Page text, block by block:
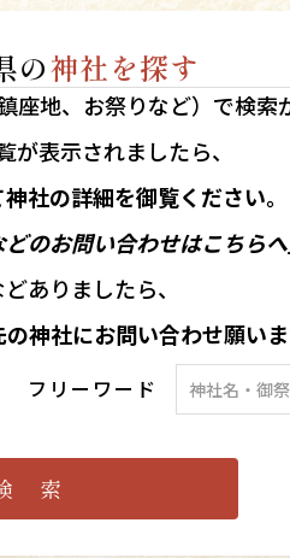
の神社を探す
地、お祭りなど）で検索
が表示されましたら、
社の詳細を御覧ください。
のお問い合わせはこちらへ
ありましたら、
の神社にお問い合わせ願いま
フリーワード